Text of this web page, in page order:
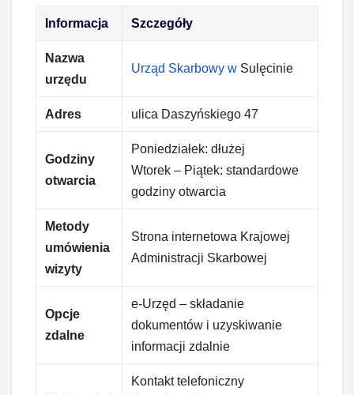
Informacja Szczegóły
Nazwa
urzędu
Urząd Skarbowy w Sulęcinie
Adres ulica Daszyńskiego 47
Godziny
otwarcia
Poniedziałek: dłużej
Wtorek – Piątek: standardowe
godziny otwarcia
Metody
umówienia
wizyty
Strona internetowa Krajowej
Administracji Skarbowej
Opcje
zdalne
e-Urzęd – składanie
dokumentów i uzyskiwanie
informacji zdalnie
Kontakt telefoniczny